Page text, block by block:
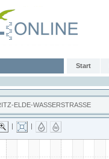
Start
ELDE-WASSERSTRASSE
| |